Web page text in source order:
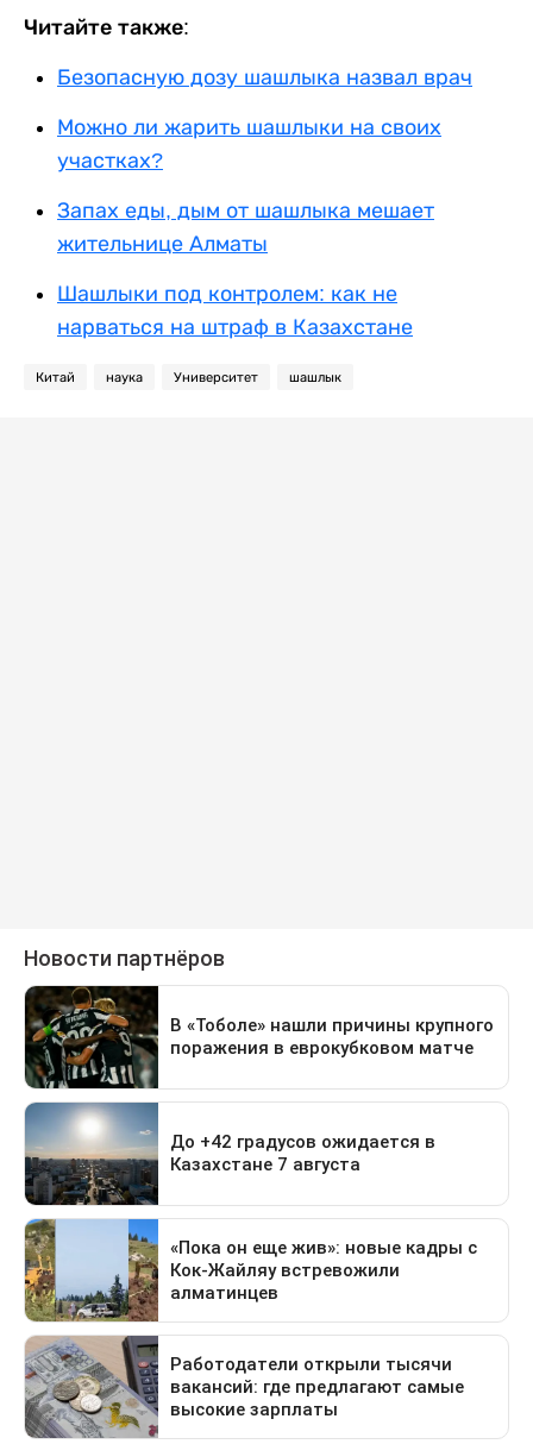
Читайте также:
Безопасную дозу шашлыка назвал врач
Можно ли жарить шашлыки на своих
участках?
Запах еды, дым от шашлыка мешает
жительнице Алматы
Шашлыки под контролем: как не
нарваться на штраф в Казахстане
Китай наука Университет шашлык